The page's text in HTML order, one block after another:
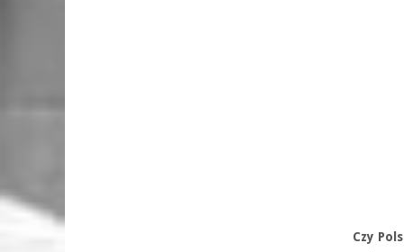
Czy